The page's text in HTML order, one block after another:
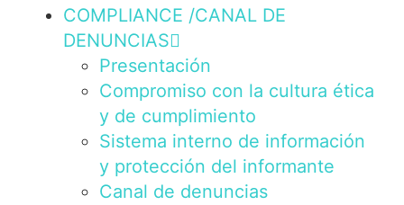
COMPLIANCE /CANAL DE
DENUNCIAS
Presentación
Compromiso con la cultura ética
y de cumplimiento
Sistema interno de información
y protección del informante
Canal de denuncias